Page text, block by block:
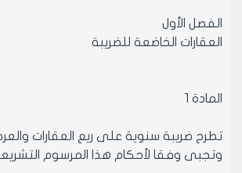
الفصل الأول
العقارات الخاضعة للضريبة
المادة 1
تطرح ضريبة سنوية على ريع العقارات
وتجبى وفقا لأحكام هذا المرسوم